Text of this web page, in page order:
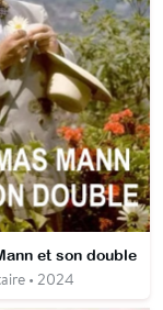
et son double
• 2024